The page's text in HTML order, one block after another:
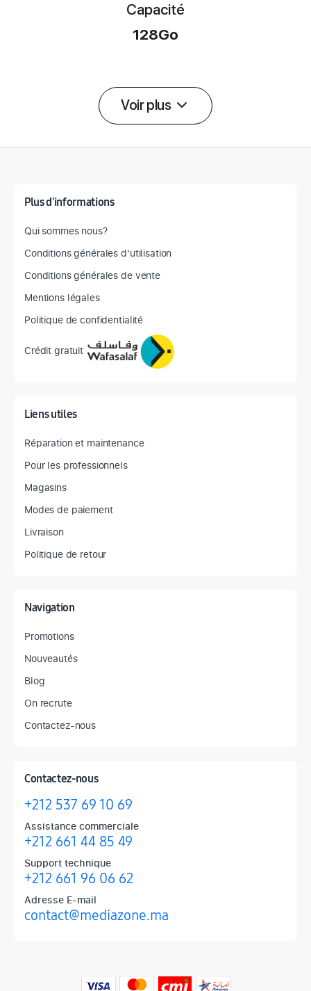
Capacité
128Go
Voir plus
Plus d'informations
Qui sommes nous?
Conditions générales d'utilisation
Conditions générales de vente
Mentions légales
Politique de confidentialité
Crédit gratuit
Liens utiles
Réparation et maintenance
Pour les professionnels
Magasins
Modes de paiement
Livraison
Politique de retour
Navigation
Promotions
Nouveautés
Blog
On recrute
Contactez-nous
Contactez-nous
+212 537 69 10 69
Assistance commerciale
+212 661 44 85 49
Support technique
+212 661 96 06 62
Adresse E-mail
contact@mediazone.ma
Produits phares chez Mediazone
Retrouvez chez Mediazone les références incontournables :